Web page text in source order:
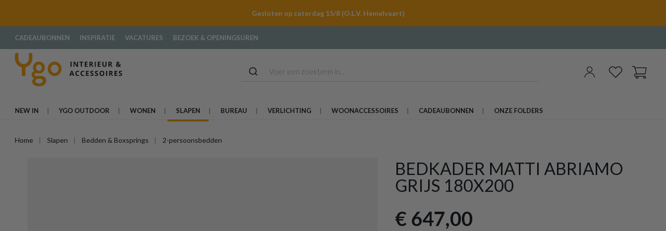
Gesloten op zaterdag 15/8 (O.L.V. Hemelvaart)
CADEAUBONNEN INSPIRATIE VACATURES BEZOEK & OPENINGSUREN
NEW IN YGO OUTDOOR WONEN SLAPEN BUREAU VERLICHTING WOONACCESSOIRES CADEAUBONNEN ONZE FOLDERS
Home Slapen Bedden & Boxsprings 2-persoonsbedden
BEDKADER MATTI ABRIAMO
GRIJS 180X200
€ 647,00